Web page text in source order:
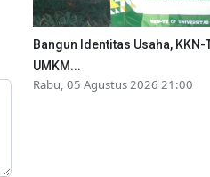
Bangun Identitas Usaha,
UMKM...
Rabu, 05 Agustus 2026 21:00